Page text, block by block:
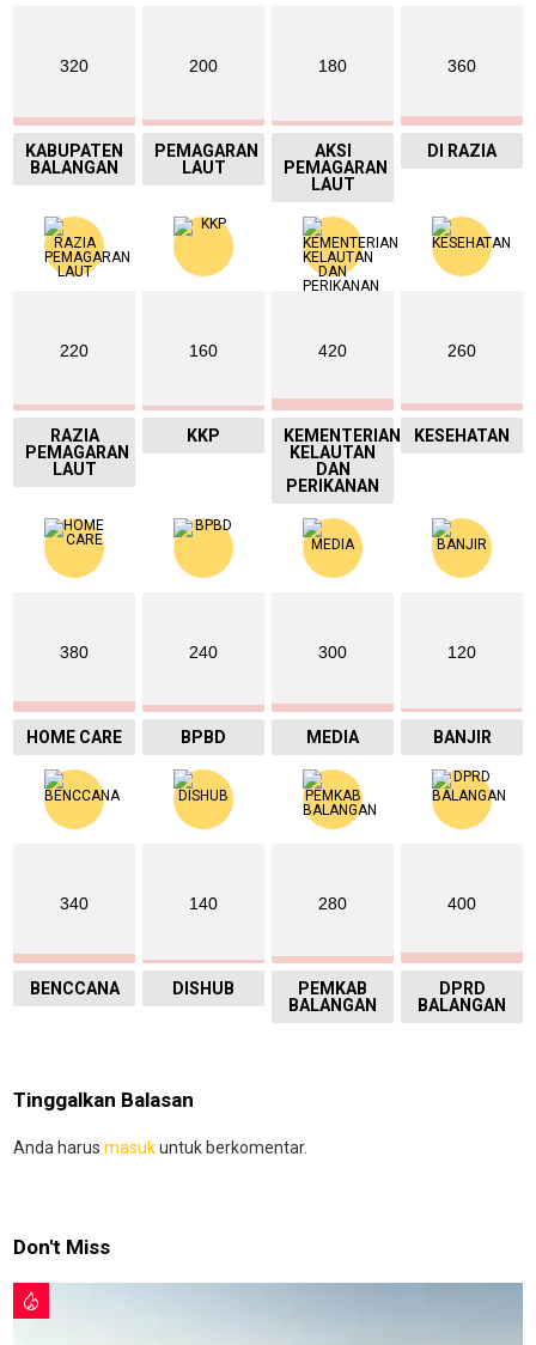
320
KABUPATEN
BALANGAN
200
PEMAGARAN
LAUT
180
AKSI
PEMAGARAN
LAUT
360
DI RAZIA
220
RAZIA
PEMAGARAN
LAUT
160
KKP
420
KEMENTERIAN
KELAUTAN
DAN
PERIKANAN
260
KESEHATAN
380
HOME CARE
240
BPBD
300
MEDIA
120
BANJIR
340
BENCCANA
140
DISHUB
280
PEMKAB
BALANGAN
400
DPRD
BALANGAN
Tinggalkan Balasan
Anda harus masukuntuk berkomentar.
Don't Miss